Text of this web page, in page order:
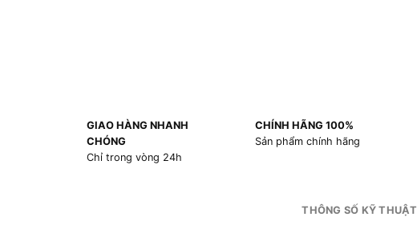
GIAO HÀNG NHANH
CHÓNG
Chỉ trong vòng 24h
CHÍNH HÃNG 100%
Sản phẩm chính hãng
THÔNG SỐ KỸ THUẬT